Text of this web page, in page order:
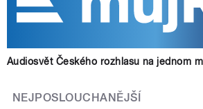
Audiosvět Českého rozhlasu na jednom
NEJPOSLOUCHANĚJŠÍ